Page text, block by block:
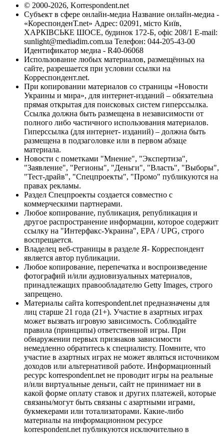
© 2000-2026, Korrespondent.net
Субъект в сфере онлайн-медиа Название онлайн-медиа -
«КореспонденТ.net» Адрес: 02091, місто Київ,
ХАРКІВСЬКЕ ШОСЕ, будинок 172-Б, офіс 208/1 E-mail:
sunlight@mediadim.com.ua Телефон: 044-205-43-00
Идентификатор медиа - R40-06068
Использование любых материалов, размещённых на
сайте, разрешается при условии ссылки на
Корреспондент.net.
При копировании материалов со страницы «Новости
Украины и мира», для интернет-изданий – обязательна
прямая открытая для поисковых систем гиперссылка.
Ссылка должна быть размещена в независимости от
полного либо частичного использования материалов.
Гиперссылка (для интернет- изданий) – должна быть
размещена в подзаголовке или в первом абзаце
материала.
Новости с пометками "Мнение", "Экспертиза",
"Заявление", "Регионы", "Деньги", "Власть", "Выборы",
"Тест-драйв", "Спецпроекты", "Промо" публикуются на
правах рекламы.
Раздел Спецпроекты создается совместно с
коммерческими партнерами.
Любое копирование, публикация, републикация и
другое распространение информации, которое содержит
ссылку на "Интерфакс-Украина", EPA / UPG, строго
воспрещается.
Владелец веб-страницы в разделе Я- Корреспондент
является автор публикации.
Любое копирование, перепечатка и воспроизведение
фотографий и/или аудиовизуальных материалов,
принадлежащих правообладателю Getty Images, строго
запрещено.
Материалы сайта korrespondent.net предназначены для
лиц старше 21 года (21+). Участие в азартных играх
может вызвать игровую зависимость. Соблюдайте
правила (принципы) ответственной игры. При
обнаружении первых признаков зависимости
немедленно обратитесь к специалисту. Помните, что
участие в азартных играх не может являться источником
доходов или альтернативой работе. Информационный
ресурс korrespondent.net не проводит игры на реальные
и/или виртуальные деньги, сайт не принимает ни в
какой форме оплату ставок и других платежей, которые
связаны/могут быть связаны с азартными играми,
букмекерами или тотализаторами. Какие-либо
материалы на информационном ресурсе
korrespondent.net публикуются исключительно в